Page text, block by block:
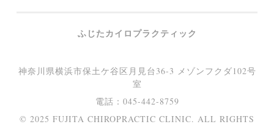
ふじたカイロプラクティック
神奈川県横浜市保土ケ谷区月見台36-3 メゾンフクダ102号
室
電話：045-442-8759
© 2025 FUJITA CHIROPRACTIC CLINIC. ALL RIGHTS